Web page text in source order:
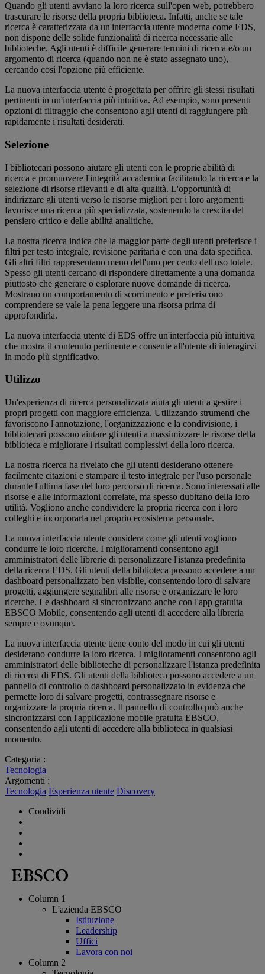
Quando gli utenti avviano la loro ricerca sull'open web, potrebbero
trascurare le risorse della propria biblioteca. Infatti, anche se tale
ricerca è caratterizzata da un'interfaccia utente moderna come EDS,
non dispone delle solide funzionalità di ricerca necessarie alle
biblioteche. Agli utenti è difficile generare termini di ricerca e/o un
argomento di ricerca (quando non ne è stato assegnato uno),
cercando così l'opzione più efficiente.
La nuova interfaccia utente è progettata per offrire gli stessi risultati
pertinenti in un'interfaccia più intuitiva. Ad esempio, sono presenti
opzioni di filtraggio che consentono agli utenti di raggiungere più
rapidamente i risultati desiderati.
Selezione
I bibliotecari possono aiutare gli utenti con le proprie abilità di
ricerca e promuovere l'integrità accademica facilitando la ricerca e la
selezione di risorse rilevanti e di alta qualità. L'opportunità di
indirizzare gli utenti verso le risorse migliori per i loro argomenti
favorisce una ricerca più specializzata, sostenendo la crescita del
pensiero critico e delle abilità analitiche.
La nostra ricerca indica che la maggior parte degli utenti preferisce i
filtri per testo integrale, revisione paritaria e con una data specifica.
Gli altri filtri rappresentano meno dell'uno per cento dell'uso totale.
Spesso gli utenti cercano di rispondere direttamente a una domanda
piuttosto che generare o esplorare nuove domande di ricerca.
Mostrano un comportamento di scorrimento e preferiscono
comprendere se vale la pena leggere una risorsa prima di
approfondirla.
La nuova interfaccia utente di EDS offre un'interfaccia più intuitiva
che mostra il contenuto pertinente e consente all'utente di interagirvi
in modo più significativo.
Utilizzo
Un'esperienza di ricerca personalizzata aiuta gli utenti a gestire i
propri progetti con maggiore efficienza. Utilizzando strumenti che
favoriscono l'annotazione, l'organizzazione e la condivisione, i
bibliotecari possono aiutare gli utenti a massimizzare le risorse della
biblioteca e migliorare i risultati complessivi della loro ricerca.
La nostra ricerca ha rivelato che gli utenti desiderano ottenere
facilmente citazioni e stampare il testo integrale per l'uso personale
durante l'ultima fase del loro percorso di ricerca. Sono interessati alle
risorse e alle informazioni correlate, ma spesso dubitano della loro
utilità. Vogliono anche condividere la propria ricerca con i loro
colleghi e incorporarla nel proprio ecosistema personale.
La nuova interfaccia utente considera come gli utenti vogliono
condurre le loro ricerche. I miglioramenti consentono agli
amministratori delle librerie di personalizzare l'istanza predefinita
della ricerca EDS. Gli utenti della biblioteca possono accedere a un
dashboard personalizzato ben visibile, consentendo loro di salvare
progetti, aggiungere segnalibri alle risorse e organizzare le loro
ricerche. Le dashboard si sincronizzano anche con l'app gratuita
EBSCO Mobile, consentendo agli utenti di accedere alla libreria
sempre e ovunque.
La nuova interfaccia utente tiene conto del modo in cui gli utenti
desiderano condurre la loro ricerca. I miglioramenti consentono agli
amministratori delle biblioteche di personalizzare l'istanza predefinita
di ricerca di EDS. Gli utenti della biblioteca possono accedere a un
pannello di controllo o dashboard personalizzato in evidenza che
permette loro di salvare progetti, contrassegnare risorse e
organizzare la propria ricerca. Il pannello di controllo può anche
sincronizzarsi con l'applicazione mobile gratuita EBSCO,
consentendo agli utenti di accedere alla biblioteca in qualsiasi
momento.
Categoria :
Tecnologia
Argomenti :
Tecnologia Esperienza utente Discovery
Condividi
Column 1
L'azienda EBSCO
Istituzione
Leadership
Uffici
Lavora con noi
Column 2